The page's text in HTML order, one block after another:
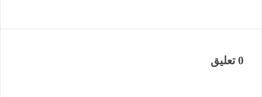
0 تعليق